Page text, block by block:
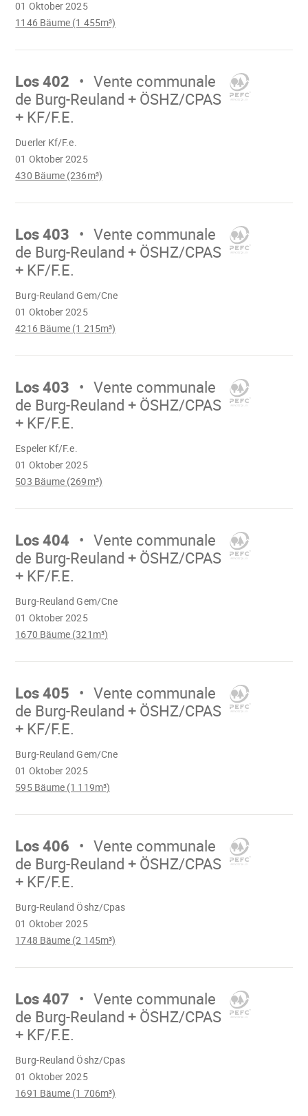
01 Oktober 2025
1146 Bäume (1 455m³)
Mach
Los 402
Vente communale
de Burg-Reuland + ÖSHZ/CPAS
+ KF/F.E.
01 Oktober 2025
Duerler Kf/F.e.
430 Bäume (236m³)
Mach
Los 403
Vente communale
de Burg-Reuland + ÖSHZ/CPAS
+ KF/F.E.
01 Oktober 2025
Burg-Reuland Gem/Cne
4216 Bäume (1 215m³)
geladen
Mach
Los 403
Vente communale
de Burg-Reuland + ÖSHZ/CPAS
+ KF/F.E.
01 Oktober 2025
Espeler Kf/F.e.
503 Bäume (269m³)
Mach
Los 404
Vente communale
de Burg-Reuland + ÖSHZ/CPAS
+ KF/F.E.
01 Oktober 2025
Burg-Reuland Gem/Cne
1670 Bäume (321m³)
geladen
Mach
Los 405
Vente communale
de Burg-Reuland + ÖSHZ/CPAS
+ KF/F.E.
01 Oktober 2025
Burg-Reuland Gem/Cne
595 Bäume (1 119m³)
geladen
Mach
Los 406
Vente communale
de Burg-Reuland + ÖSHZ/CPAS
+ KF/F.E.
01 Oktober 2025
Burg-Reuland Öshz/Cpas
1748 Bäume (2 145m³)
geladen
Mach
Los 407
Vente communale
de Burg-Reuland + ÖSHZ/CPAS
+ KF/F.E.
01 Oktober 2025
Burg-Reuland Öshz/Cpas
1691 Bäume (1 706m³)
geladen